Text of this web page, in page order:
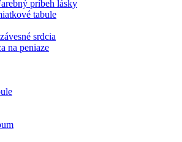
príbeh lásky
tabule
srdcia
na peniaze